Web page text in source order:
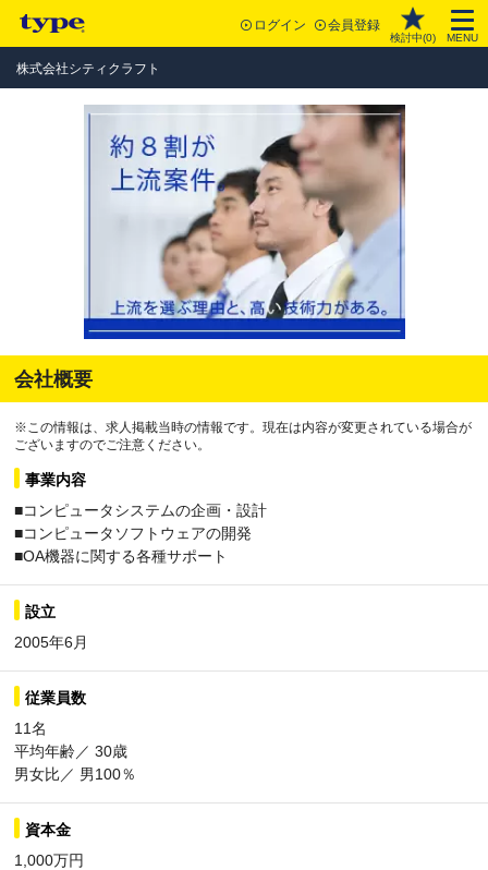
ログイン 会員登録
検討中(0) MENU
株式会社シティクラフト
会社概要
※この情報は、求人掲載当時の情報です。現在は内容が変更されている場合が
ございますのでご注意ください。
事業内容
■コンピュータシステムの企画・設計
■コンピュータソフトウェアの開発
■OA機器に関する各種サポート
設立
2005年6月
従業員数
11名
平均年齢／ 30歳
男女比／ 男100％
資本金
1,000万円